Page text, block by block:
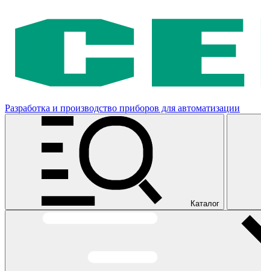
Разработка и производство приборов для автоматизации
Каталог